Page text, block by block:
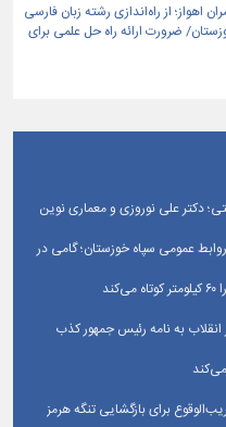
اهواز؛ از راه‌اندازی رشته زبان فارسی
ضرورت ارائه راه حل علمی برای
دکتر علی نوروزی و معماری نوین
عمومی سپاه خوزستان؛ گامی در
انقلاب به نامه رئیس جمهور کذب
برای بازگشایی تنگه هرمز